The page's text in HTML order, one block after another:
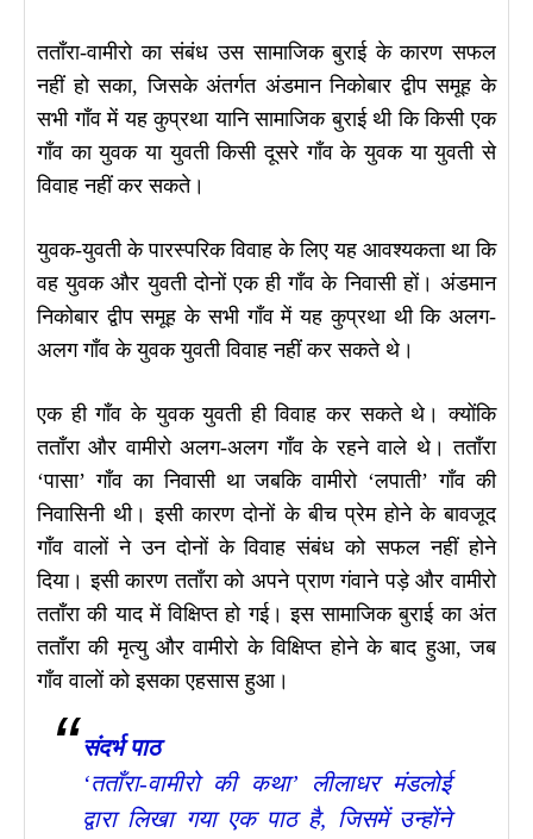
तताँरा-वामीरो का संबंध उस सामाजिक बुराई के कारण सफल
नहीं हो सका, जिसके अंतर्गत अंडमान निकोबार द्वीप समूह के
सभी गाँव में यह कुप्रथा यानि सामाजिक बुराई थी कि किसी एक
गाँव का युवक या युवती किसी दूसरे गाँव के युवक या युवती से
विवाह नहीं कर सकते।
युवक-युवती के पारस्परिक विवाह के लिए यह आवश्यकता था कि
वह युवक और युवती दोनों एक ही गाँव के निवासी हों। अंडमान
निकोबार द्वीप समूह के सभी गाँव में यह कुप्रथा थी कि अलग-
अलग गाँव के युवक युवती विवाह नहीं कर सकते थे।
एक ही गाँव के युवक युवती ही विवाह कर सकते थे। क्योंकि
तताँरा और वामीरो अलग-अलग गाँव के रहने वाले थे। तताँरा
‘पासा’ गाँव का निवासी था जबकि वामीरो ‘लपाती’ गाँव की
निवासिनी थी। इसी कारण दोनों के बीच प्रेम होने के बावजूद
गाँव वालों ने उन दोनों के विवाह संबंध को सफल नहीं होने
दिया। इसी कारण तताँरा को अपने प्राण गंवाने पड़े और वामीरो
तताँरा की याद में विक्षिप्त हो गई। इस सामाजिक बुराई का अंत
तताँरा की मृत्यु और वामीरो के विक्षिप्त होने के बाद हुआ, जब
गाँव वालों को इसका एहसास हुआ।
संदर्भ पाठ
‘तताँरा-वामीरो की कथा’ लीलाधर मंडलोई
द्वारा लिखा गया एक पाठ है, जिसमें उन्होंने